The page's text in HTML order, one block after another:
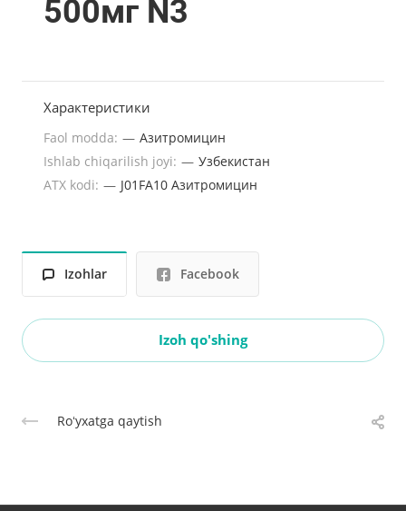
500мг N3
Характеристики
Faol modda: — Азитромицин
Ishlab chiqarilish joyi: — Узбекистан
ATX kodi: — J01FA10 Азитромицин
Izohlar Facebook
Izoh qo'shing
Roʻyxatga qaytish